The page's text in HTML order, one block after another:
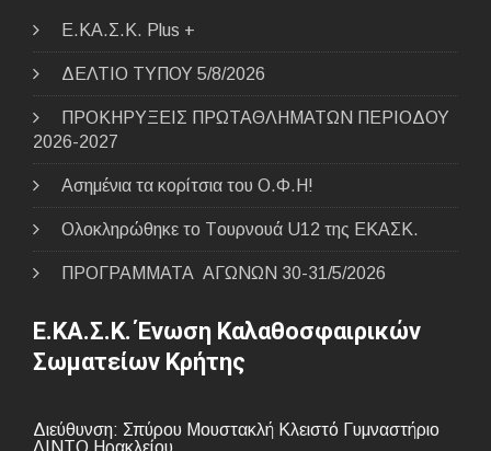
E.ΚΑ.Σ.Κ. Plus +
ΔΕΛΤΙΟ ΤΥΠΟΥ 5/8/2026
ΠΡΟΚΗΡΥΞΕΙΣ ΠΡΩΤΑΘΛΗΜΑΤΩΝ ΠΕΡΙΟΔΟΥ
2026-2027
Ασημένια τα κορίτσια του Ο.Φ.Η!
Ολοκληρώθηκε το Tουρνουά U12 της ΕΚΑΣΚ.
ΠΡΟΓΡΑΜΜΑΤΑ ΑΓΩΝΩΝ 30-31/5/2026
Ε.ΚΑ.Σ.Κ. Ένωση Καλαθοσφαιρικών
Σωματείων Κρήτης
Διεύθυνση: Σπύρου Μουστακλή Κλειστό Γυμναστήριο
ΛΙΝΤΟ Ηρακλείου